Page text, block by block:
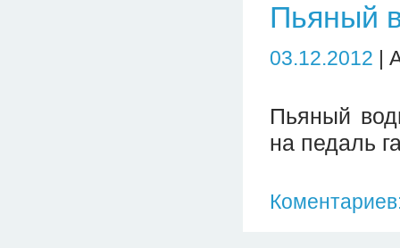
Пьяный
03.12.2012 |
Пьяный
на педаль